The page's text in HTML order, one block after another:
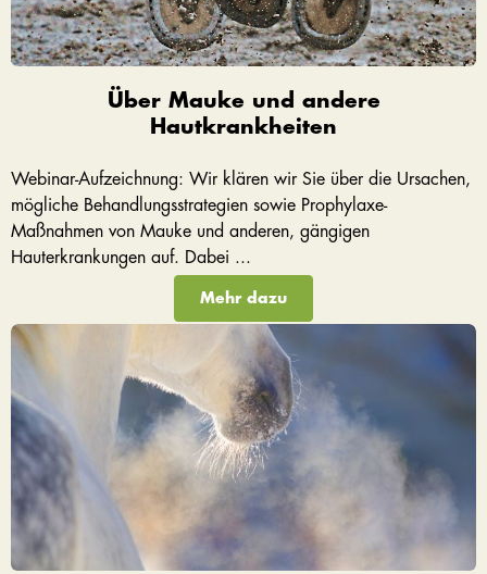
Über Mauke und andere
Hautkrankheiten
Webinar-Aufzeichnung: Wir klären wir Sie über die Ursachen,
mögliche Behandlungsstrategien sowie Prophylaxe-
Maßnahmen von Mauke und anderen, gängigen
Hauterkrankungen auf. Dabei ...
Mehr dazu